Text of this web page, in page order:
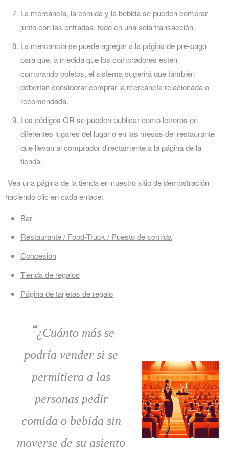
La mercancía, la comida y la bebida se pueden comprar
junto con las entradas, todo en una sola transacción.
La mercancía se puede agregar a la página de pre-pago
para que, a medida que los compradores estén
comprando boletos, el sistema sugerirá que también
deberían considerar comprar la mercancía relacionada o
recomendada.
Los códigos QR se pueden publicar como letreros en
diferentes lugares del lugar o en las mesas del restaurante
que llevan al comprador directamente a la página de la
tienda.
Vea una página de la tienda en nuestro sitio de demostración
haciendo clic en cada enlace:
Bar
Restaurante / Food-Truck / Puesto de comida
Concesión
Tienda de regalos
Página de tarjetas de regalo
❝¿Cuánto más se
podría vender si se
permitiera a las
personas pedir
comida o bebida sin
moverse de su asiento